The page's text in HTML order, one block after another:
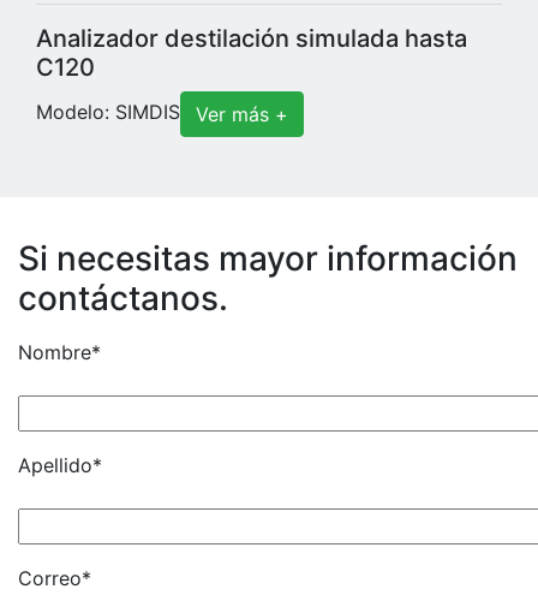
Analizador destilación simulada hasta
C120
Modelo: SIMDIS Ver más +
Si necesitas mayor información
contáctanos.
Nombre*
Apellido*
Correo*